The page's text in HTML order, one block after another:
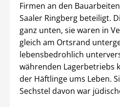
Firmen an den
Saaler Ringberg beteiligt.
ganz unten, sie waren in
gleich am Ortsrand
lebensbedrohlich
währenden Lagerbetriebs
der Häftlinge ums Leben.
Sechstel davon war